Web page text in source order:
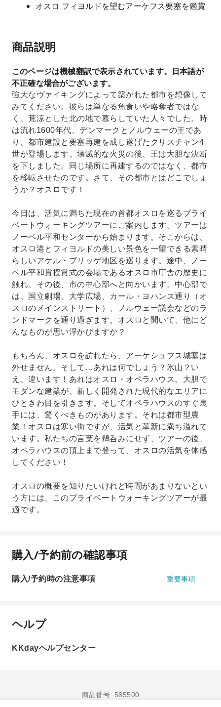
オスロ フィヨルドを望むアーケフス要塞を鑑賞
商品説明
このページは機械翻訳で表示されています。日本語が
不正確な場合がございます。
強大なヴァイキングによって築かれた都市を想像して
みてください。彼らは単なる魚食いや略奪者ではな
く、荒涼とした北の地で暮らしていた人々でした。時
は流れ1600年代、デンマークとノルウェーの王であ
り、都市建設と要塞再建を成し遂げたクリスチャン4
世が登場します。壊滅的な火災の後、王は大胆な決断
を下しました。同じ場所に再建するのではなく、都市
を移転させたのです。さて、その都市とはどこでしょ
うか？オスロです！
今日は、活気に満ちた現在の首都オスロを巡るプライ
ベートウォーキングツアーにご案内します。ツアーは
ノーベル平和センターから始まります。そこからは、
オスロ港とフィヨルドの美しい景色を一望できる素晴
らしいアケル・ブリッゲ地区を巡ります。途中、ノー
ベル平和賞授賞式の会場であるオスロ市庁舎の歴史に
触れ、その後、市の中心部へと向かいます。中心部で
は、国立劇場、大学広場、カール・ヨハンス通り（オ
スロのメインストリート）、ノルウェー議会などのラ
ンドマークを通り過ぎます。オスロと聞いて、他にど
んなものが思い浮かびますか？
もちろん、オスロを訪れたら、アーケシュフス城塞は
外せません。そして…あれは何でしょう？氷山？い
え、違います！あれはオスロ・オペラハウス。大胆で
モダンな建築が、新しく開発された現代的なエリアに
ひときわ目を引きます。そしてオペラハウスのすぐ裏
手には、驚くべきものがあります。それは都市型農
業！オスロは寒い街ですが、活気と革新に満ち溢れて
います。私たちの言葉を鵜呑みにせず、ツアーの後、
オペラハウスの頂上まで登って、オスロの活気を体感
してください！
オスロの概要を知りたいけれど時間があまりないとい
う方には、このプライベートウォーキングツアーが最
適です。
購入/予約前の確認事項
購入/予約時の注意事項 重要事項
ヘルプ
KKdayヘルプセンター
商品番号: 585500